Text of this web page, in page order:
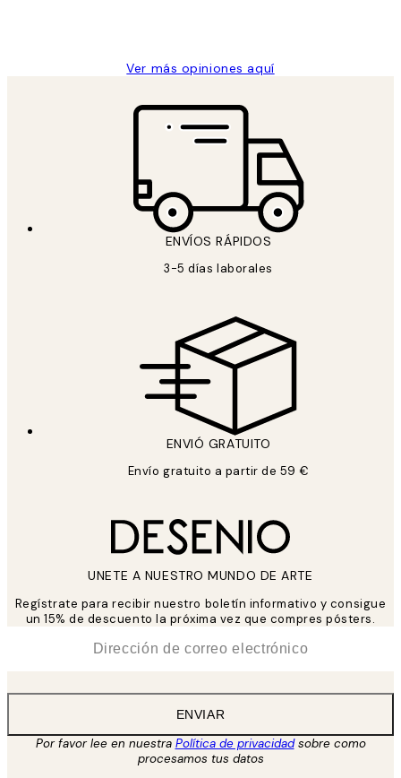
Ver más opiniones aquí
ENVÍOS RÁPIDOS
3-5 días laborales
ENVIÓ GRATUITO
Envío gratuito a partir de 59 €
UNETE A NUESTRO MUNDO DE ARTE
Regístrate para recibir nuestro boletín informativo y consigue
un 15% de descuento la próxima vez que compres pósters.
ENVIAR
Por favor lee en nuestra Política de privacidadsobre como
procesamos tus datos